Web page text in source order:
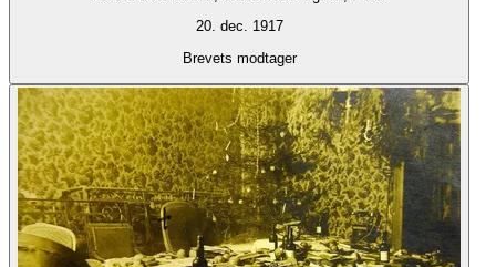
20. dec. 1917
Brevets modtager